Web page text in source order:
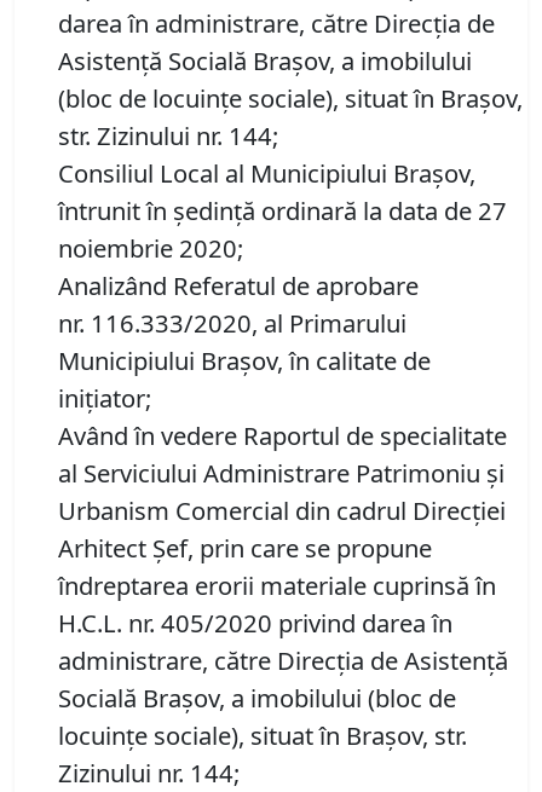
darea în administrare, către Direcția de
Asistenţă Socială Brașov, a imobilului
(bloc de locuinţe sociale), situat în Brașov,
str. Zizinului nr. 144;
Consiliul Local al Municipiului Brașov,
întrunit în ședință ordinară la data de 27
noiembrie 2020;
Analizând Referatul de aprobare
nr. 116.333/2020, al Primarului
Municipiului Braşov, în calitate de
iniţiator;
Având în vedere Raportul de specialitate
al Serviciului Administrare Patrimoniu şi
Urbanism Comercial din cadrul Direcției
Arhitect Șef, prin care se propune
îndreptarea erorii materiale cuprinsă în
H.C.L. nr. 405/2020 privind darea în
administrare, către Direcția de Asistenţă
Socială Brașov, a imobilului (bloc de
locuinţe sociale), situat în Brașov, str.
Zizinului nr. 144;